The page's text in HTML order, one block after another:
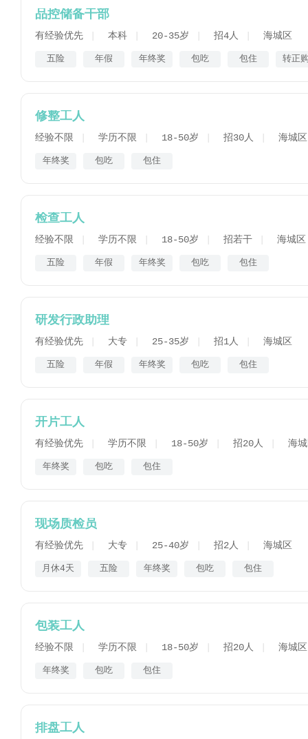
品控储备干部
有经验优先 本科 20-35岁 招4人 海城区
五险 年假 年终奖 包吃 包住 转正
修整工人
经验不限 学历不限 18-50岁 招30人 海城区
年终奖 包吃 包住
检查工人
经验不限 学历不限 18-50岁 招若干 海城区
五险 年假 年终奖 包吃 包住
研发行政助理
有经验优先 大专 25-35岁 招1人 海城区
五险 年假 年终奖 包吃 包住
开片工人
有经验优先 学历不限 18-50岁 招20人 海
年终奖 包吃 包住
现场质检员
有经验优先 大专 25-40岁 招2人 海城区
月休4天 五险 年终奖 包吃 包住
包装工人
经验不限 学历不限 18-50岁 招20人 海城区
年终奖 包吃 包住
排盘工人